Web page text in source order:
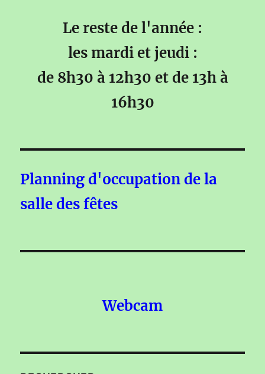
Le reste de l'année :
les mardi et jeudi :
de 8h30 à 12h30 et de 13h à
16h30
Planning d'occupation de la
salle des fêtes
Webcam